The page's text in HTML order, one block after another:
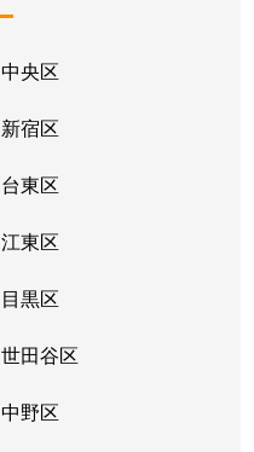
中央区
新宿区
台東区
江東区
目黒区
世田谷区
中野区